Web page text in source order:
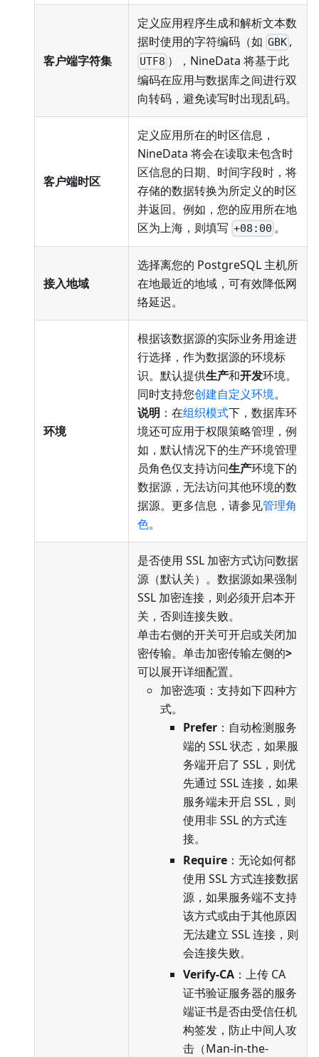
客户端字符集
定义应用程序生成和解析文本数
据时使用的字符编码（如 GBK ,
UTF8 ），NineData 将基于此
编码在应用与数据库之间进行双
向转码，避免读写时出现乱码。
客户端时区
定义应用所在的时区信息，
NineData 将会在读取未包含时
区信息的日期、时间字段时，将
存储的数据转换为所定义的时区
并返回。例如，您的应用所在地
区为上海，则填写 +08:00 。
接入地域
选择离您的 PostgreSQL 主机所
在地最近的地域，可有效降低网
络延迟。
环境
根据该数据源的实际业务用途进
行选择，作为数据源的环境标
识。默认提供生产和开发环境。
同时支持您创建自定义环境。
说明 ：在组织模式下，数据库环
境还可应用于权限策略管理，例
如，默认情况下的生产环境管理
员角色仅支持访问生产环境下的
数据源，无法访问其他环境的数
据源。更多信息，请参见管理角
色。
是否使用 SSL 加密方式访问数据
源（默认关）。数据源如果强制
SSL 加密连接，则必须开启本开
关，否则连接失败。
单击右侧的开关可开启或关闭加
密传输。单击加密传输左侧的>
可以展开详细配置。
加密选项：支持如下四种方
式。
Prefer ：自动检测服务
端的 SSL 状态，如果服
务端开启了 SSL，则优
先通过 SSL 连接，如果
服务端未开启 SSL，则
使用非 SSL 的方式连
接。
Require ：无论如何都
使用 SSL 方式连接数据
源，如果服务端不支持
该方式或由于其他原因
无法建立 SSL 连接，则
会连接失败。
Verify-CA ：上传 CA
证书验证服务器的服务
端证书是否由受信任机
构签发，防止中间人攻
击（Man-in-the-